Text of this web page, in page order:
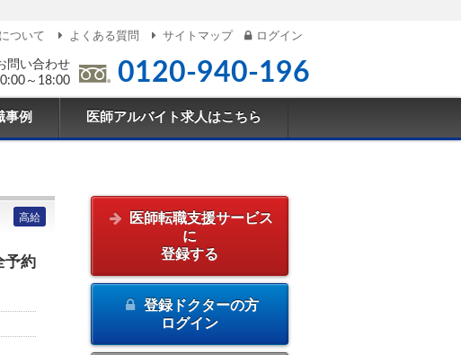
問い合わせ
～18:00
0120-940-196
ついて よくある質問 サイトマップ ログイン
事例 医師アルバイト求人はこちら
高給
予約
医師転職支援サービス
に
登録する
登録ドクターの方
ログイン